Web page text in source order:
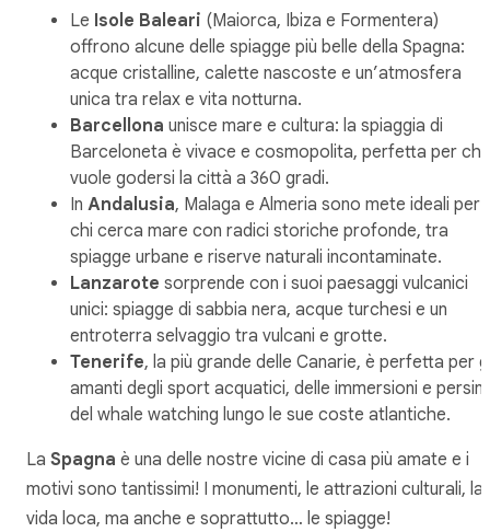
Le Isole Baleari (Maiorca, Ibiza e Formentera)
offrono alcune delle spiagge più belle della Spagna:
acque cristalline, calette nascoste e un’atmosfera
unica tra relax e vita notturna.
Barcellona unisce mare e cultura: la spiaggia di
Barceloneta è vivace e cosmopolita, perfetta per chi
vuole godersi la città a 360 gradi.
In Andalusia, Malaga e Almeria sono mete ideali per
chi cerca mare con radici storiche profonde, tra
spiagge urbane e riserve naturali incontaminate.
Lanzarote sorprende con i suoi paesaggi vulcanici
unici: spiagge di sabbia nera, acque turchesi e un
entroterra selvaggio tra vulcani e grotte.
Tenerife, la più grande delle Canarie, è perfetta per
amanti degli sport acquatici, delle immersioni e
del whale watching lungo le sue coste atlantiche.
La Spagna è una delle nostre vicine di casa più amate e i
motivi sono tantissimi! I monumenti, le attrazioni culturali, la
vida loca, ma anche e soprattutto… le spiagge!